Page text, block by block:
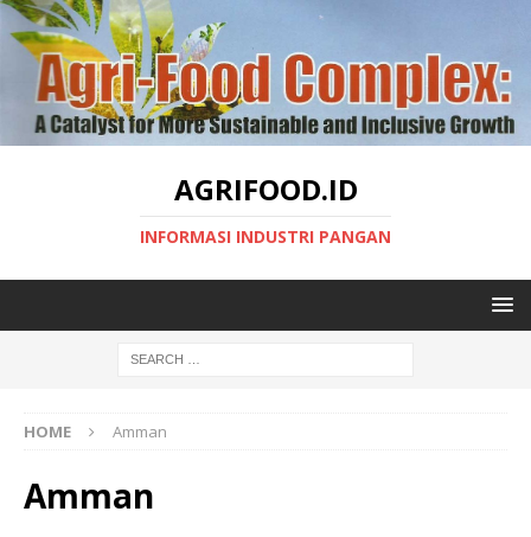
AGRIFOOD.ID
INFORMASI INDUSTRI PANGAN
HOME Amman
Amman